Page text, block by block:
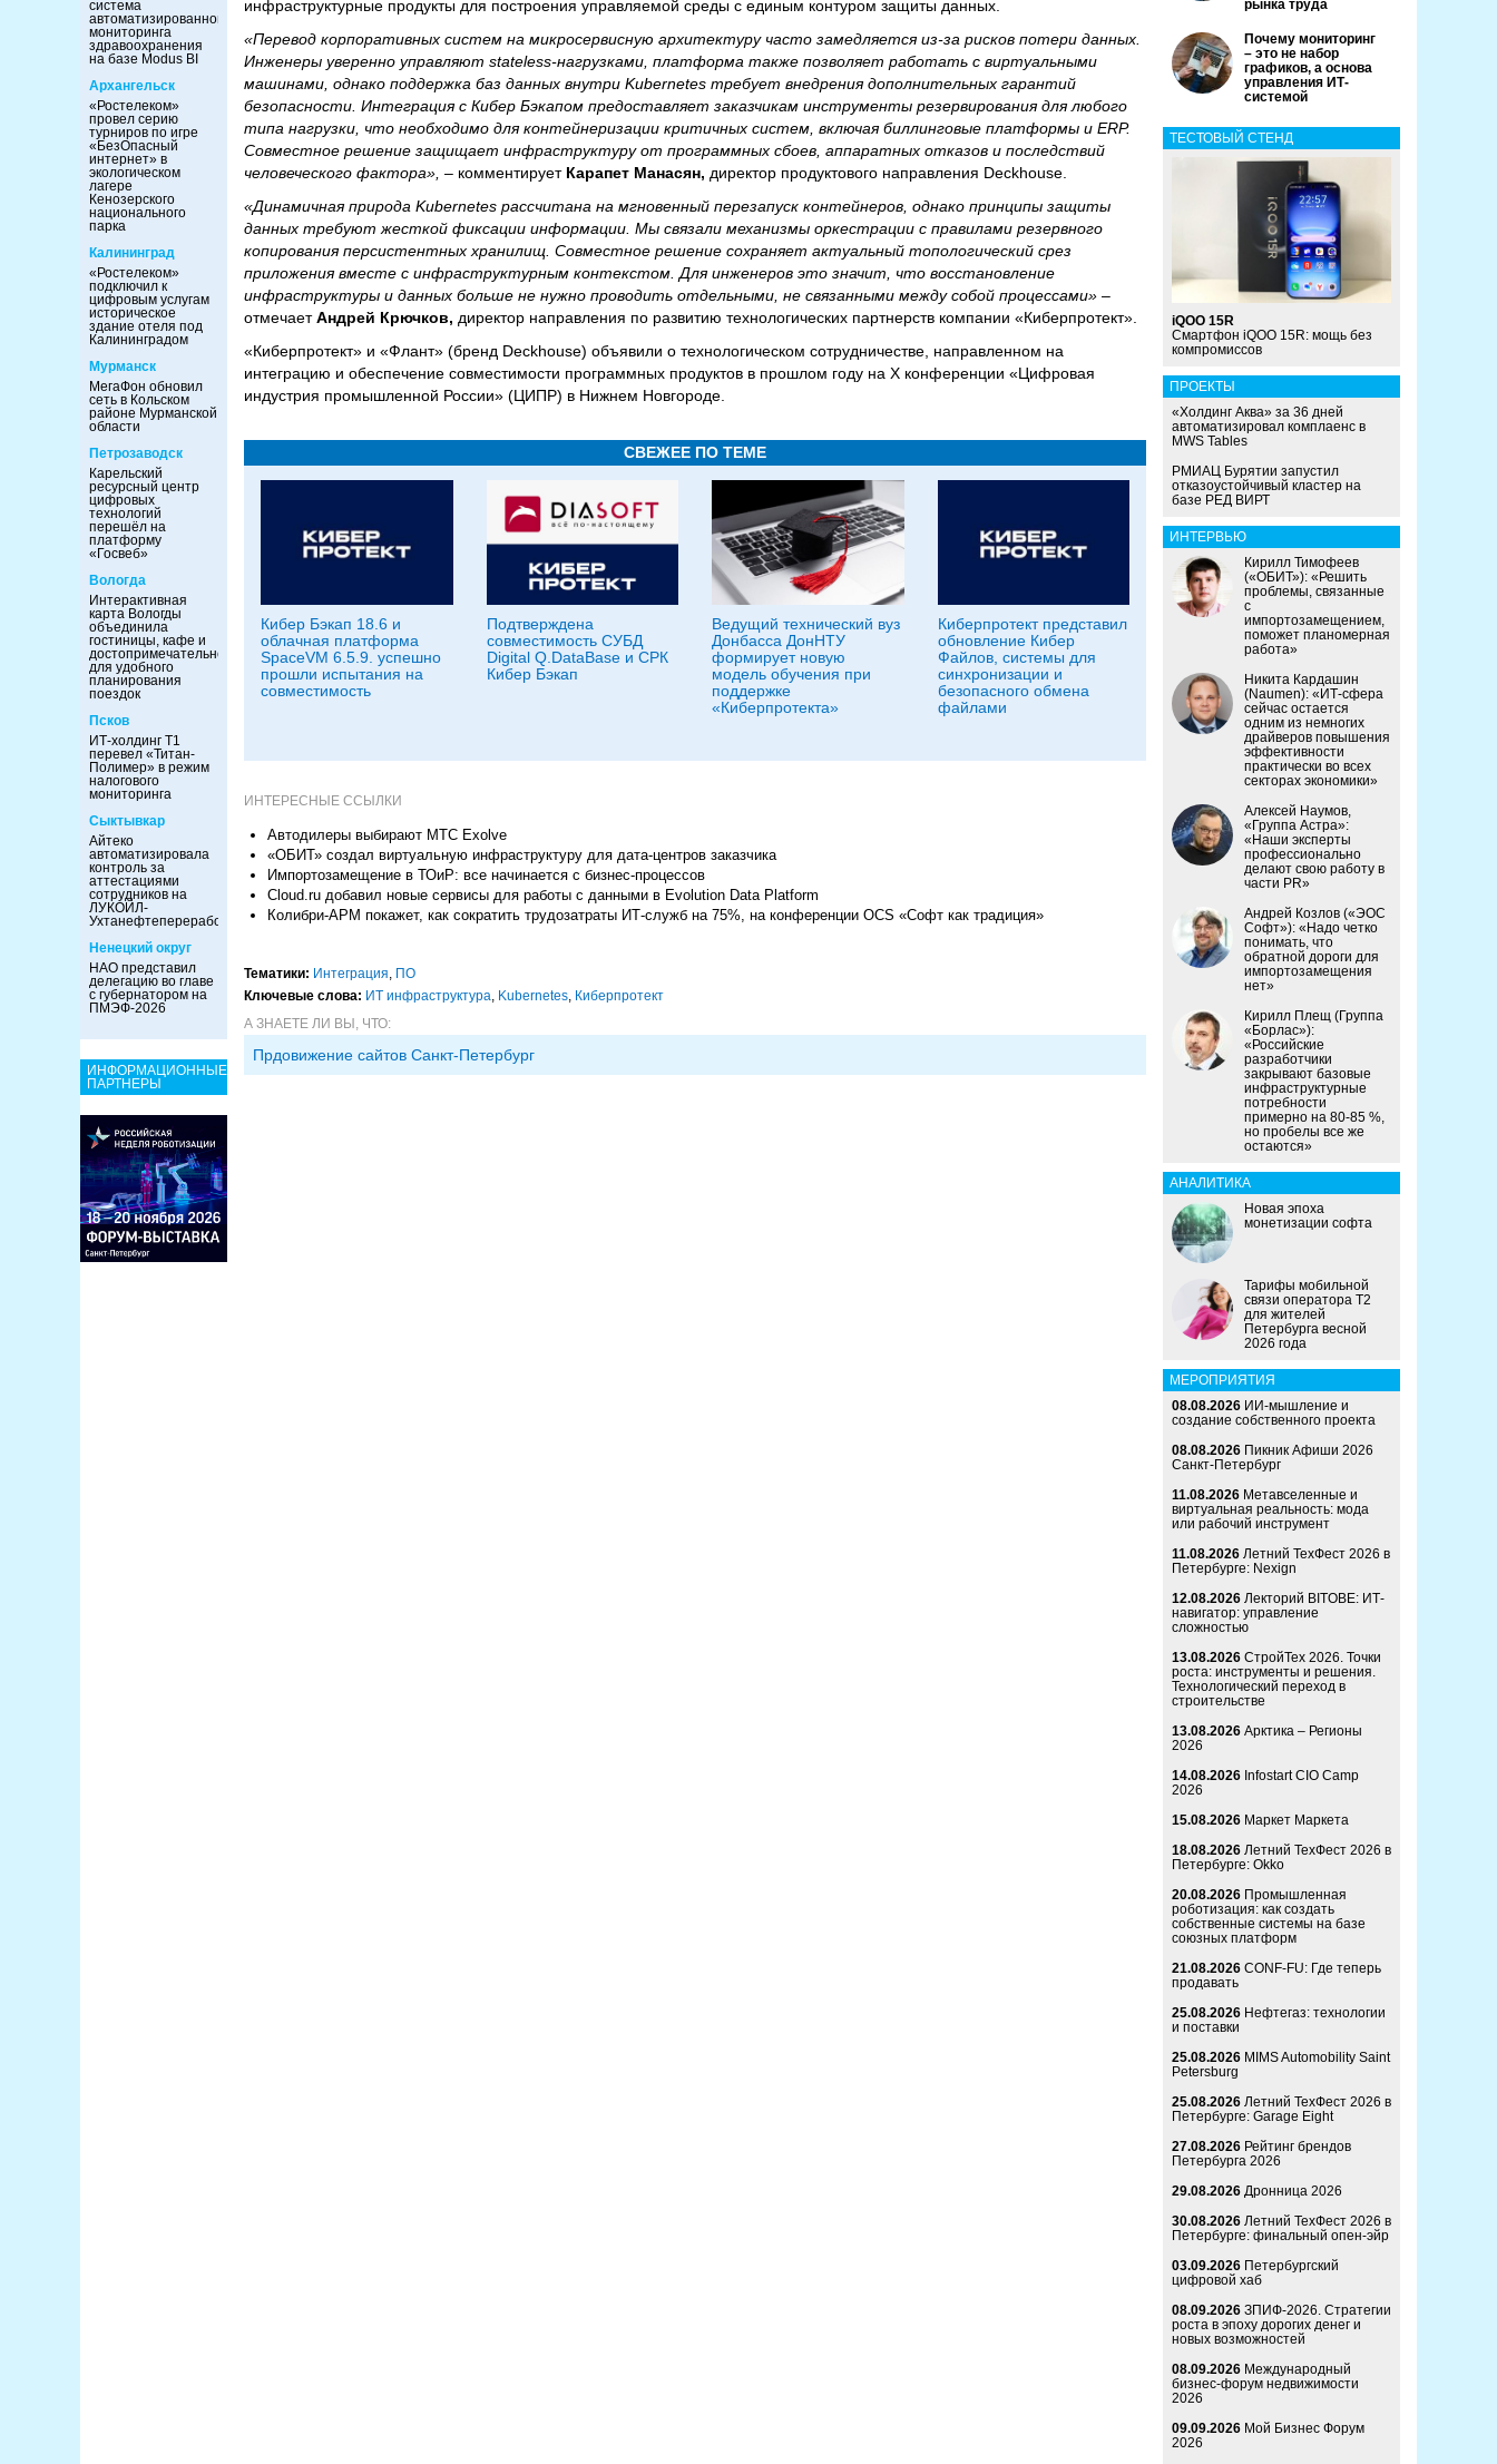
система
автоматизированного
мониторинга
здравоохранения
на базе Modus BI
Архангельск
«Ростелеком»
провел серию
турниров по игре
«БезОпасный
интернет» в
экологическом
лагере
Кенозерского
национального
парка
Калининград
«Ростелеком»
подключил к
цифровым услугам
историческое
здание отеля под
Калининградом
Мурманск
МегаФон обновил
сеть в Кольском
районе Мурманской
области
Петрозаводск
Карельский
ресурсный центр
цифровых
технологий
перешёл на
платформу
«Госвеб»
Вологда
Интерактивная
карта Вологды
объединила
гостиницы, кафе и
достопримечательности
для удобного
планирования
поездок
Псков
ИТ-холдинг Т1
перевел «Титан-
Полимер» в режим
налогового
мониторинга
Сыктывкар
Айтеко
автоматизировала
контроль за
аттестациями
сотрудников на
ЛУКОЙЛ-
Ухтанефтепереработка
Ненецкий округ
НАО представил
делегацию во главе
с губернатором на
ПМЭФ-2026
ИНФОРМАЦИОННЫЕ
ПАРТНЕРЫ
инфраструктурные продукты для построения управляемой среды с единым контуром защиты данных.
«Перевод корпоративных систем на микросервисную архитектуру часто замедляется из-за рисков потери данных.
Инженеры уверенно управляют stateless-нагрузками, платформа также позволяет работать с виртуальными
машинами, однако поддержка баз данных внутри Kubernetes требует внедрения дополнительных гарантий
безопасности. Интеграция с Кибер Бэкапом предоставляет заказчикам инструменты резервирования для любого
типа нагрузки, что необходимо для контейнеризации критичных систем, включая биллинговые платформы и ERP.
Совместное решение защищает инфраструктуру от программных сбоев, аппаратных отказов и последствий
человеческого фактора», – комментирует Карапет Манасян, директор продуктового направления Deckhouse.
«Динамичная природа Kubernetes рассчитана на мгновенный перезапуск контейнеров, однако принципы защиты
данных требуют жесткой фиксации информации. Мы связали механизмы оркестрации с правилами резервного
копирования персистентных хранилищ. Совместное решение сохраняет актуальный топологический срез
приложения вместе с инфраструктурным контекстом. Для инженеров это значит, что восстановление
инфраструктуры и данных больше не нужно проводить отдельными, не связанными между собой процессами» –
отмечаетАндрей Крючков, директор направления по развитию технологических партнерств компании «Киберпротект».
«Киберпротект» и «Флант» (бренд Deckhouse) объявили о технологическом сотрудничестве, направленном на
интеграцию и обеспечение совместимости программных продуктов в прошлом году на X конференции «Цифровая
индустрия промышленной России» (ЦИПР) в Нижнем Новгороде.
СВЕЖЕЕ ПО ТЕМЕ
Кибер Бэкап 18.6 и
облачная платформа
SpaceVM 6.5.9. успешно
прошли испытания на
совместимость
Подтверждена
совместимость СУБД
Digital Q.DataBase и СРК
Кибер Бэкап
Ведущий технический вуз
Донбасса ДонНТУ
формирует новую
модель обучения при
поддержке
«Киберпротекта»
Киберпротект представил
обновление Кибер
Файлов, системы для
синхронизации и
безопасного обмена
файлами
ИНТЕРЕСНЫЕ ССЫЛКИ
Автодилеры выбирают МТС Exolve
«ОБИТ» создал виртуальную инфраструктуру для дата-центров заказчика
Импортозамещение в ТОиР: все начинается с бизнес-процессов
Cloud.ru добавил новые сервисы для работы с данными в Evolution Data Platform
Колибри-АРМ покажет, как сократить трудозатраты ИТ-служб на 75%, на конференции OCS «Софт как традиция»
Тематики: Интеграция, ПО
Ключевые слова: ИТ инфраструктура, Kubernetes, Киберпротект
А ЗНАЕТЕ ЛИ ВЫ, ЧТО:
Прдовижение сайтов Санкт-Петербург
рынка труда
Почему мониторинг
– это не набор
графиков, а основа
управления ИТ-
системой
ТЕСТОВЫЙ СТЕНД
iQOO 15R
Смартфон iQOO 15R: мощь без
компромиссов
ПРОЕКТЫ
«Холдинг Аква» за 36 дней
автоматизировал комплаенс в
MWS Tables
РМИАЦ Бурятии запустил
отказоустойчивый кластер на
базе РЕД ВИРТ
ИНТЕРВЬЮ
Кирилл Тимофеев
(«ОБИТ»): «Решить
проблемы, связанные
с
импортозамещением,
поможет планомерная
работа»
Никита Кардашин
(Naumen): «ИТ-сфера
сейчас остается
одним из немногих
драйверов повышения
эффективности
практически во всех
секторах экономики»
Алексей Наумов,
«Группа Астра»:
«Наши эксперты
профессионально
делают свою работу в
части PR»
Андрей Козлов («ЭОС
Софт»): «Надо четко
понимать, что
обратной дороги для
импортозамещения
нет»
Кирилл Плещ (Группа
«Борлас»):
«Российские
разработчики
закрывают базовые
инфраструктурные
потребности
примерно на 80-85 %,
но пробелы все же
остаются»
АНАЛИТИКА
Новая эпоха
монетизации софта
Тарифы мобильной
связи оператора Т2
для жителей
Петербурга весной
2026 года
МЕРОПРИЯТИЯ
08.08.2026 ИИ-мышление и
создание собственного проекта
08.08.2026 Пикник Афиши 2026
Санкт-Петербург
11.08.2026 Метавселенные и
виртуальная реальность: мода
или рабочий инструмент
11.08.2026 Летний ТехФест 2026 в
Петербурге: Nexign
12.08.2026 Лекторий BITOBE: ИТ-
навигатор: управление
сложностью
13.08.2026 СтройТех 2026. Точки
роста: инструменты и решения.
Технологический переход в
строительстве
13.08.2026 Арктика – Регионы
2026
14.08.2026 Infostart CIO Camp
2026
15.08.2026 Маркет Маркета
18.08.2026 Летний ТехФест 2026 в
Петербурге: Okko
20.08.2026 Промышленная
роботизация: как создать
собственные системы на базе
союзных платформ
21.08.2026 CONF-FU: Где теперь
продавать
25.08.2026 Нефтегаз: технологии
и поставки
25.08.2026 MIMS Automobility Saint
Petersburg
25.08.2026 Летний ТехФест 2026 в
Петербурге: Garage Eight
27.08.2026 Рейтинг брендов
Петербурга 2026
29.08.2026 Дронница 2026
30.08.2026 Летний ТехФест 2026 в
Петербурге: финальный опен-эйр
03.09.2026 Петербургский
цифровой хаб
08.09.2026 ЗПИФ-2026. Стратегии
роста в эпоху дорогих денег и
новых возможностей
08.09.2026 Международный
бизнес-форум недвижимости
2026
09.09.2026 Мой Бизнес Форум
2026